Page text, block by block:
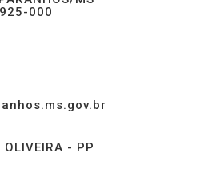
000
OLIVEIRA - PP